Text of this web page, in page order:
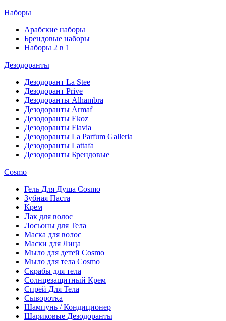
Наборы
Арабские наборы
Брендовые наборы
Наборы 2 в 1
Дезодоранты
Дезодорант La Stee
Дезодорант Prive
Дезодоранты Alhambra
Дезодоранты Armaf
Дезодоранты Ekoz
Дезодоранты Flavia
Дезодоранты La Parfum Galleria
Дезодоранты Lattafa
Дезодоранты Брендовые
Cosmo
Гель Для Душа Cosmo
Зубная Паста
Крем
Лак для волос
Лосьоны для Тела
Маска для волос
Маски для Лица
Мыло для детей Cosmo
Мыло для тела Cosmo
Скрабы для тела
Солнцезащитный Крем
Спрей Для Тела
Сыворотка
Шампунь / Кондиционер
Шариковые Дезодоранты